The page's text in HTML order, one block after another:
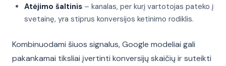
Atėjimo šaltinis – kanalas, per kurį vartotojas pateko į
svetainę, yra stiprus konversijos ketinimo rodiklis.
Kombinuodami šiuos signalus, Google modeliai gali
pakankamai tiksliai įvertinti konversijų skaičių ir suteikti